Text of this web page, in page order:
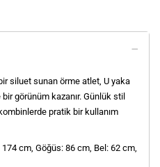
siluet sunan örme atlet, U yaka
görünüm kazanır. Günlük stil
pratik bir kullanım
174 cm, Göğüs: 86 cm, Bel: 62 cm,